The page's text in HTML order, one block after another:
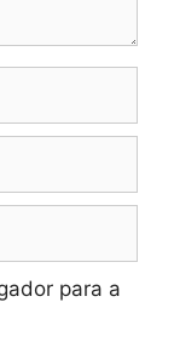
para a